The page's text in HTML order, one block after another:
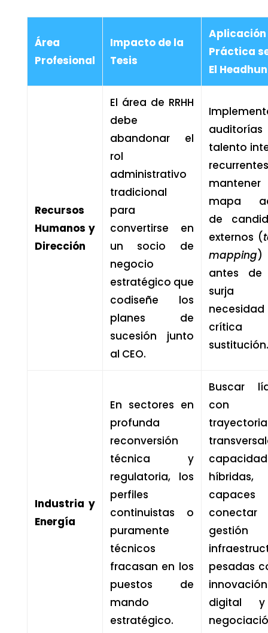
Área
Profesional
Impacto de la
Tesis
Aplicación
Práctica
El
Recursos
Humanos y
Dirección
El área de RRHH
debe
abandonar el
rol
administrativo
tradicional
para
convertirse en
un socio de
negocio
estratégico que
codiseñe los
planes de
sucesión junto
al CEO.
talento
mapa
de
externos (
mapping)
antes de
necesidad
crítica
sustitución.
Industria y
Energía
En sectores en
profunda
reconversión
técnica y
regulatoria, los
perfiles
continuistas o
puramente
técnicos
fracasan en los
puestos de
mando
estratégico.
Buscar
con
híbridas,
pesadas
innovación
digital